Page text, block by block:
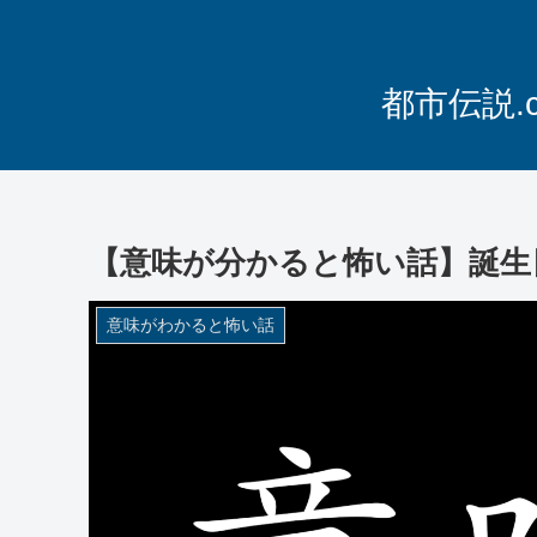
都市伝説
【意味が分かると怖い話】誕
意味がわかると怖い話